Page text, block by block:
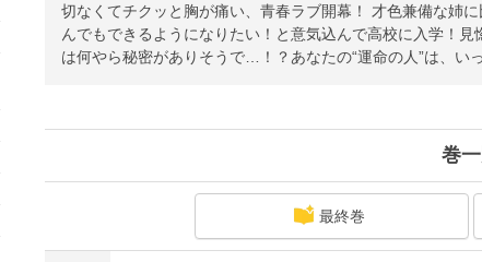
切なくてチクッと胸が痛い、青春ラブ開幕！ 才色兼備な姉に比べ、見た目も中身もふつーな女子高生・苗は、一人でな
んでもできるようになりたい！と意気込んで高校に入学！
は何やら秘密がありそうで…！？あなたの“運命の人”は、
巻
最終巻